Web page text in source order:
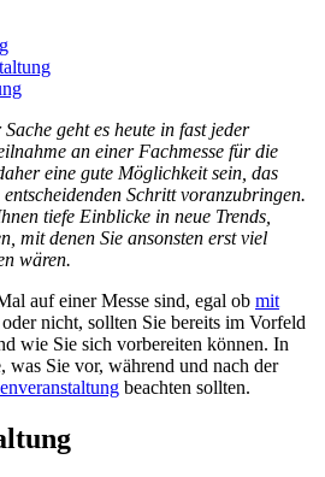
geht es heute in fast jeder
an einer Fachmesse für die
eine gute Möglichkeit sein, das
Schritt voranzubringen.
tiefe Einblicke in neue Trends,
mit denen Sie ansonsten erst viel
wären.
auf einer Messe sind, egal ob mit
oder nicht, sollten Sie bereits im Vorfeld
wie Sie sich vorbereiten können. In
was Sie vor, während und nach der
beachten sollten.